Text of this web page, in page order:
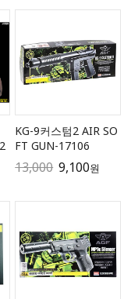
KG-9커스텀2 AIR SO
FT GUN-17106
13,000 9,100원